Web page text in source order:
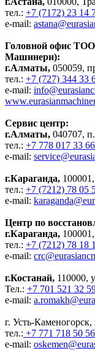
тел.: +7 (7172) 23 14
e-mail:
Головной офис
Машинери):
г.Алматы, 050059,
тел.: +7 (727) 344 33
e-mail:
Сервис центр:
г.Алматы, 040707,
тел.: +7 778 017 33 66
e-mail:
г.Караганда,
тел.: +7 (7212) 78 05
e-mail:
Центр по
г.Караганда,
тел.: +7 (7212) 78 18
e-mail:
г.Костанай, 110000,
Тел.: +7 701 521 32
e-mail:
г. Усть-
тел.: +7 771 718 50 56
e-mail: